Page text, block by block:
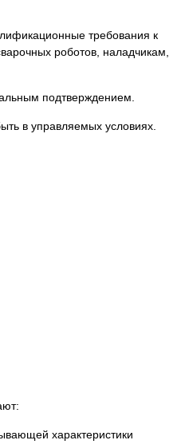
требования к
роботов, наладчикам,
подтверждением.
в управляемых условиях.
характеристики